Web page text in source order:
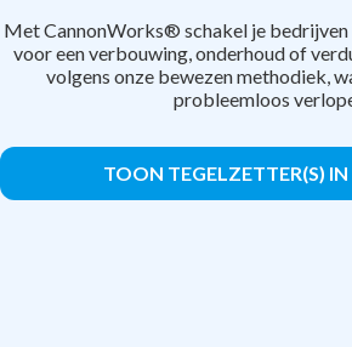
Met CannonWorks® schakel je bedrijven
voor een verbouwing, onderhoud of
volgens onze bewezen methodiek,
probleemloos
TOON TEGELZETTER(S) IN